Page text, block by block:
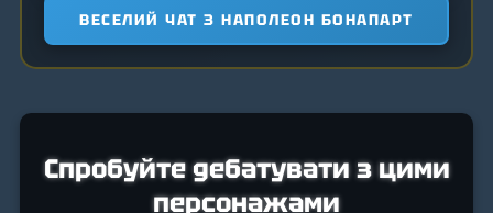
ВЕСЕЛИЙ ЧАТ З НАПОЛЕОН БОНАПАРТ
Спробуйте дебатувати з цими
персонажами